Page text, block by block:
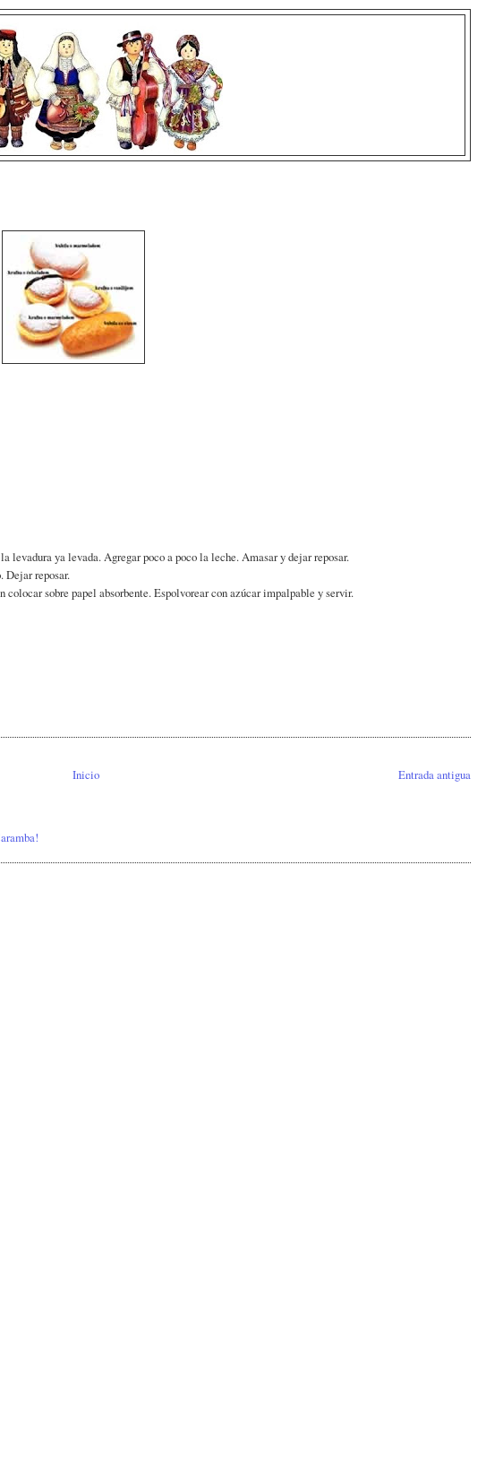
levadura ya levada. Agregar poco a poco la leche. Amasar y dejar reposar.
Dejar reposar.
sobre papel absorbente. Espolvorear con azúcar impalpable y servir.
Entrada antigua
Inicio